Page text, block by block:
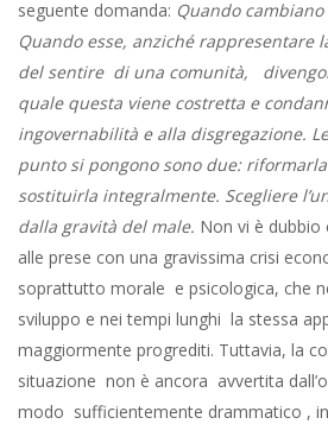
seguente domanda: Quando
Quando esse, anziché rappresentare
del sentire di una comunità,
quale questa viene costretta e
ingovernabilità e alla disgregazione.
punto si pongono sono due:
sostituirla integralmente. Scegliere
dalla gravità del male. Non vi è dubbio
alle prese con una gravissima crisi
soprattutto morale e psicologica, che
sviluppo e nei tempi lunghi la stessa
maggiormente progrediti. Tuttavia, la
situazione non è ancora avvertita
modo sufficientemente drammatico ,